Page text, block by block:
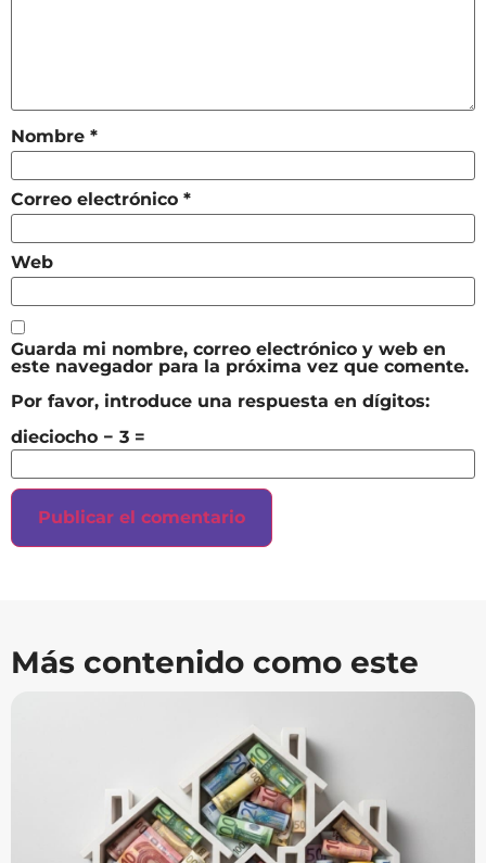
Nombre *
Correo electrónico *
Web
Guarda mi nombre, correo electrónico y web en
este navegador para la próxima vez que comente.
Por favor, introduce una respuesta en dígitos:
dieciocho − 3 =
Más contenido como este